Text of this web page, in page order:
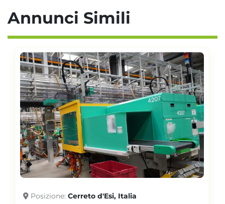
Annunci Simili
Posizione Cerreto d'Esi, Italia